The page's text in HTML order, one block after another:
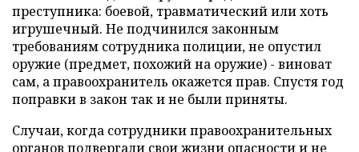
преступника: боевой, травматический или хоть
игрушечный. Не подчинился законным
требованиям сотрудника полиции, не опустил
оружие (предмет, похожий на оружие) - виноват
сам, а правоохранитель окажется прав. Спустя год
поправки в закон так и не были приняты.
Случаи, когда сотрудники правоохранительных
органов подвергали свои жизни опасности и не